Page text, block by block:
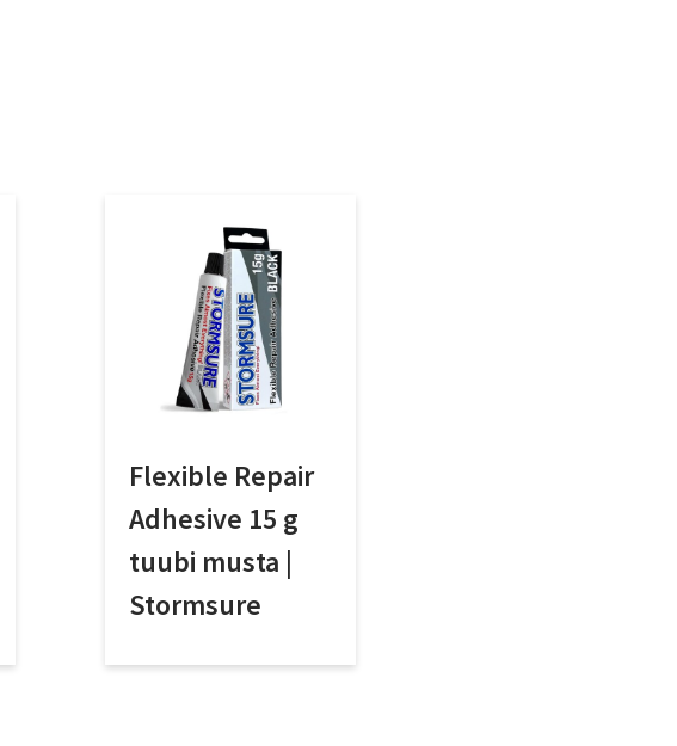
Flexible Repair
Adhesive 15 g
tuubi musta |
Stormsure